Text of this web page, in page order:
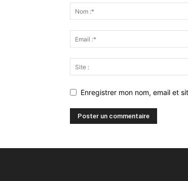
Enregistrer mon nom, email et